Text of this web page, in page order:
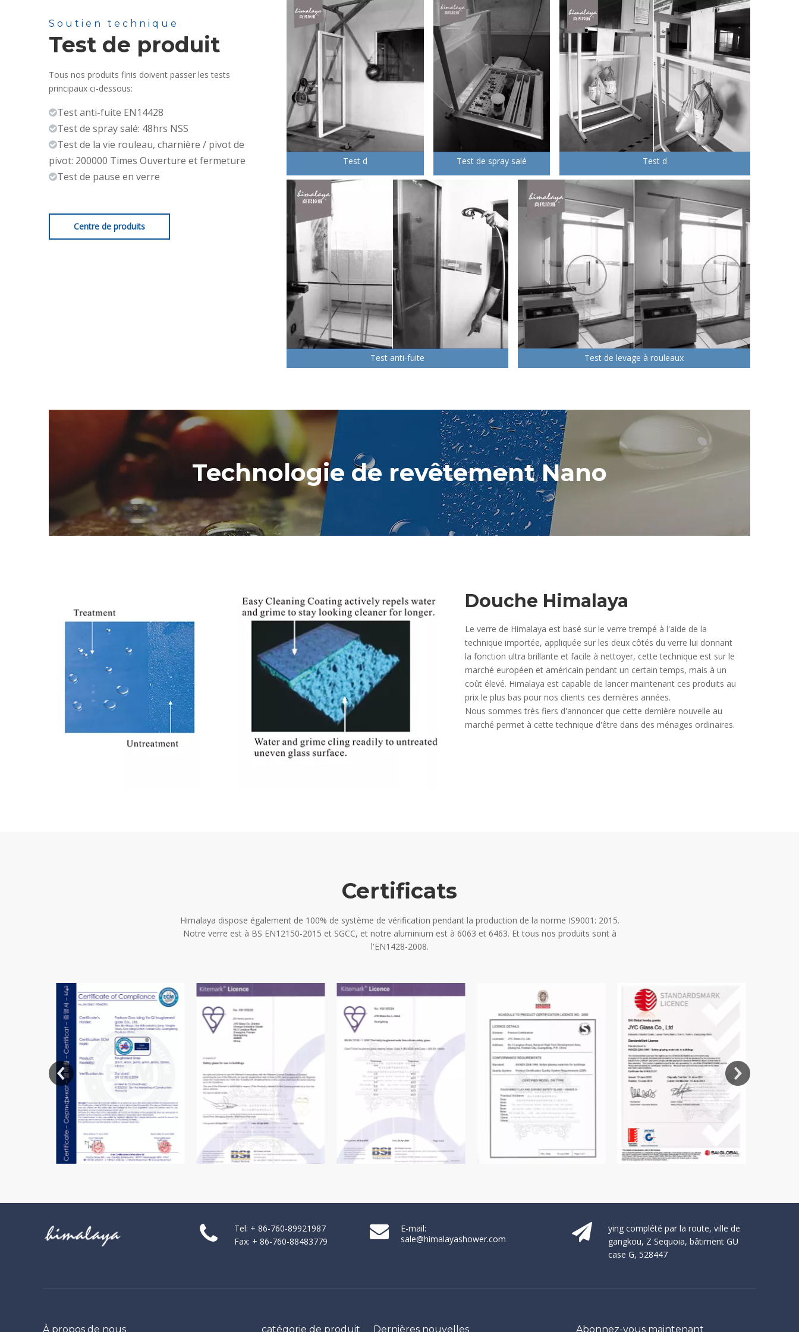
Soutien technique
Test de produit
Tous nos produits finis doivent passer les tests
principaux ci-dessous:
Test anti-fuite EN14428
Test de spray salé: 48hrs NSS
Test de la vie rouleau, charnière / pivot de
pivot: 200000 Times Ouverture et fermeture
Test de pause en verre
Centre de produits
Test d Test de spray salé Test d
Test anti-fuite Test de levage à rouleaux
Technologie de revêtement Nano
Douche Himalaya
Le verre de Himalaya est basé sur le verre trempé à l'aide de la
technique importée, appliquée sur les deux côtés du verre lui donnant
la fonction ultra brillante et facile à nettoyer, cette technique est sur le
marché européen et américain pendant un certain temps, mais à un
coût élevé. Himalaya est capable de lancer maintenant ces produits au
prix le plus bas pour nos clients ces dernières années.
Nous sommes très fiers d'annoncer que cette dernière nouvelle au
marché permet à cette technique d'être dans des ménages ordinaires.
Certificats
Himalaya dispose également de 100% de système de vérification pendant la production de la norme IS9001: 2015.
Notre verre est à BS EN12150-2015 et SGCC, et notre aluminium est à 6063 et 6463. Et tous nos produits sont à
l'EN1428-2008.
Tel: + 86-760-89921987
Fax: + 86-760-88483779
E-mail:
sale@himalayashower.com
ying complété par la route, ville de
gangkou, Z Sequoia, bâtiment GU
case G, 528447
À propos de nous catégorie de produit Dernières nouvelles Abonnez-vous maintenant